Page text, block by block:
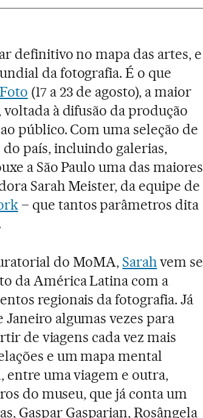
definitivo no mapa das artes, e
da fotografia. É o que
(17 a 23 de agosto), a maior
à difusão da produção
público. Com uma seleção de
país, incluindo galerias,
a São Paulo uma das maiores
Sarah Meister, da equipe de
– que tantos parâmetros dita
do MoMA, Sarahvem se
da América Latina com a
regionais da fotografia. Já
Janeiro algumas vezes para
de viagens cada vez mais
e um mapa mental
entre uma viagem e outra,
do museu, que já conta um
Gaspar Gasparian, Rosângela